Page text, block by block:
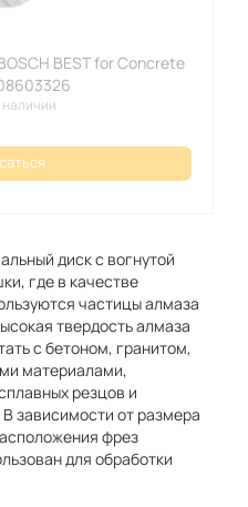
BEST for Concrete
наличии
диск с вогнутой
где в качестве
частицы алмаза
твердость алмаза
с бетоном, гранитом,
материалами,
резцов и
зависимости от размера
фрез
для обработки